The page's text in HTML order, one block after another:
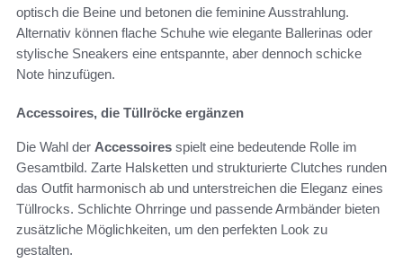
optisch die Beine und betonen die feminine Ausstrahlung.
Alternativ können flache Schuhe wie elegante Ballerinas oder
stylische Sneakers eine entspannte, aber dennoch schicke
Note hinzufügen.
Accessoires, die Tüllröcke ergänzen
Die Wahl der Accessoires spielt eine bedeutende Rolle im
Gesamtbild. Zarte Halsketten und strukturierte Clutches runden
das Outfit harmonisch ab und unterstreichen die Eleganz eines
Tüllrocks. Schlichte Ohrringe und passende Armbänder bieten
zusätzliche Möglichkeiten, um den perfekten Look zu
gestalten.